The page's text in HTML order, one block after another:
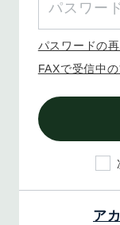
パスワードの
FAXで受信中
ア